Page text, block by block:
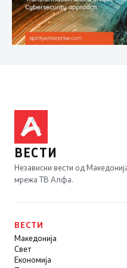
ВЕСТИ
Независни вести од
мрежа ТВ Алфа.
ВЕСТИ
Македонија
Свет
Економија